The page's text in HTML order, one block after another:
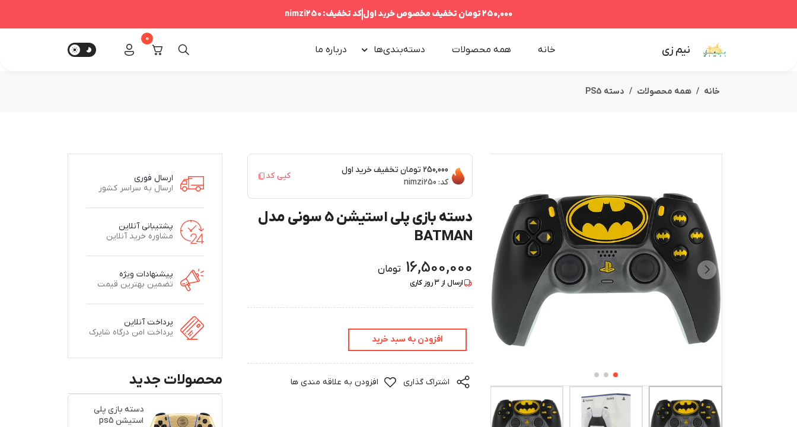
250,000 تومان تخفیف مخصوص خرید اولکد تخفیف:nimzi250
نیم زی خانه همه محصولات دسته‌بندی‌ها درباره‌ ما
0
خانه همه محصولات دسته PS5
250,000 تومان
تخفیف خرید اول
کد: nimzi250
کپی کد
دسته بازی پلی استیشن 5 سونی مدل
BATMAN
16,500,000 تومان
ارسال از 3روز کاری
افزودن به سبد خرید
اشتراک گذاری افزودن به علاقه مندی ها
ارسال فوری
ارسال به سراسر کشور
پشتیبانی آنلاین
مشاوره خرید آنلاین
پیشنهادات ویژه
تضمین بهترین قیمت
پرداخت آنلاین
پرداخت امن درگاه شاپرک
محصولات جدید
دسته بازی پلی
استیشن ps5